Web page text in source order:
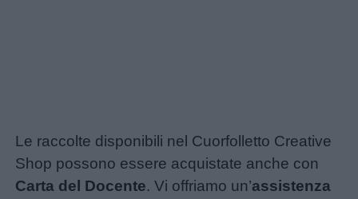
Le raccolte disponibili nel Cuorfolletto Creative
Shop possono essere acquistate anche con
Carta del Docente. Vi offriamo un’assistenza